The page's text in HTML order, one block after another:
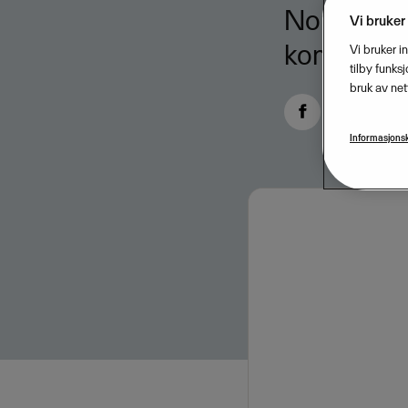
Nordisk
konsernet.
Vi
Vi bruker
tilby
bruk av